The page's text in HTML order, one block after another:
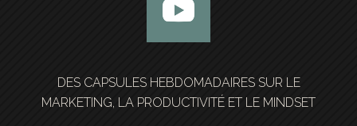
DES CAPSULES HEBDOMADAIRES SUR LE
MARKETING, LA PRODUCTIVITÉ ET LE MINDSET